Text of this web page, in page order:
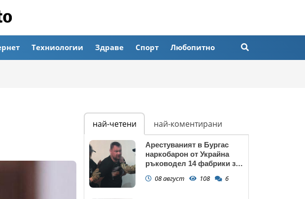
Техниологии Здраве Спорт Любопитно
най-четени най-коментирани
Арестуваният в Бургас
наркобарон от Украйна
ръководел 14 фабрики за
08 август 108 6